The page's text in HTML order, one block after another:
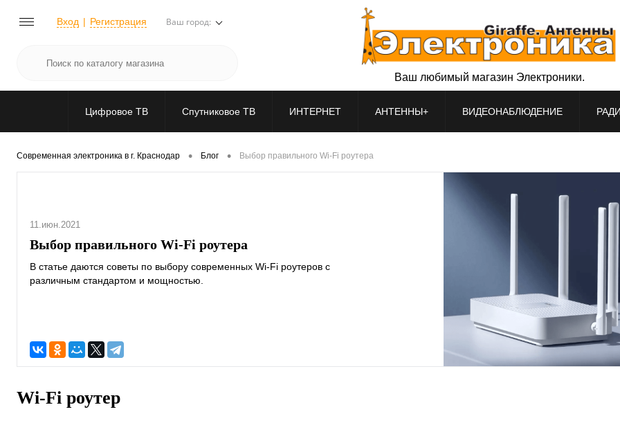
Вход Регистрация Ваш город:
Ваш любимый магазин Электроники.
Цифровое ТВ Спутниковое ТВ ИНТЕРНЕТ АНТЕННЫ+ ВИДЕОНАБЛЮДЕНИЕ
Современная электроника в г. Краснодар • Блог • Выбор правильного Wi-Fi роутера
11.июн.2021
Выбор правильного Wi-Fi роутера
В статье даются советы по выбору современных Wi-Fi роутеров с
различным стандартом и мощностью.
Wi-Fi роутер